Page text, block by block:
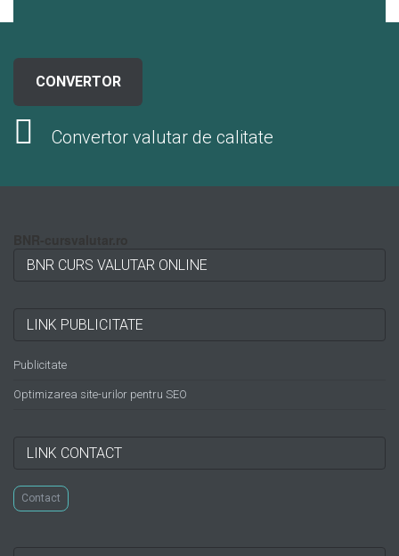
CONVERTOR
Convertor valutar de calitate
BNR CURS VALUTAR ONLINE
LINK PUBLICITATE
Publicitate
Optimizarea site-urilor pentru SEO
LINK CONTACT
Contact